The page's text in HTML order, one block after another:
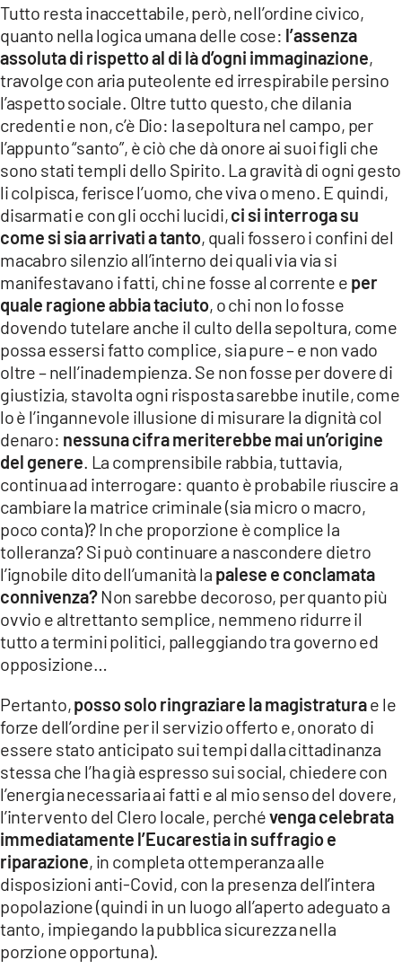
App
ANDROID
APPLE
Tutto resta inaccettabile, però, nell’ordine civico,
quanto nella logica umana delle cose: l’assenza
assoluta di rispetto al di là d’ogni immaginazione,
travolge con aria puteolente ed irrespirabile persino
l’aspetto sociale. Oltre tutto questo, che dilania
credenti e non, c’è Dio: la sepoltura nel campo, per
l’appunto “santo”, è ciò che dà onore ai suoi figli che
sono stati templi dello Spirito. La gravità di ogni gesto
li colpisca, ferisce l’uomo, che viva o meno. E quindi,
disarmati e con gli occhi lucidi,ci si interroga su
come si sia arrivati a tanto, quali fossero i confini del
macabro silenzio all’interno dei quali via via si
manifestavano i fatti, chi ne fosse al corrente e per
quale ragione abbia taciuto, o chi non lo fosse
dovendo tutelare anche il culto della sepoltura, come
possa essersi fatto complice, sia pure – e non vado
oltre – nell’inadempienza. Se non fosse per dovere di
giustizia, stavolta ogni risposta sarebbe inutile, come
lo è l’ingannevole illusione di misurare la dignità col
denaro: nessuna cifra meriterebbe mai un’origine
del genere . La comprensibile rabbia, tuttavia,
continua ad interrogare: quanto è probabile riuscire a
cambiare la matrice criminale (sia micro o macro,
poco conta)? In che proporzione è complice la
tolleranza? Si può continuare a nascondere dietro
l’ignobile dito dell’umanità la palese e conclamata
connivenza?Non sarebbe decoroso, per quanto più
ovvio e altrettanto semplice, nemmeno ridurre il
tutto a termini politici, palleggiando tra governo ed
opposizione…
Pertanto,posso solo ringraziare la magistraturae le
forze dell’ordine per il servizio offerto e, onorato di
essere stato anticipato sui tempi dalla cittadinanza
stessa che l’ha già espresso sui social, chiedere con
l’energia necessaria ai fatti e al mio senso del dovere,
l’intervento del Clero locale, perchévenga celebrata
immediatamente l’Eucarestia in suffragio e
riparazione, in completa ottemperanza alle
disposizioni anti-Covid, con la presenza dell’intera
popolazione (quindi in un luogo all’aperto adeguato a
tanto, impiegando la pubblica sicurezza nella
porzione opportuna).